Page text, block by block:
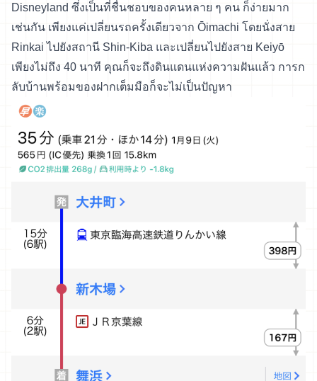
Disneyland ซึ่งเป็นที่ชื่นชอบของคนหลาย ๆ คน ก็ง่ายมาก
เช่นกัน เพียงแค่เปลี่ยนรถครั้งเดียวจาก Ōimachi โดยนั่งสาย
Rinkai ไปยังสถานี Shin-Kiba และเปลี่ยนไปยังสาย Keiyō
เพียงไม่ถึง 40 นาที คุณก็จะถึงดินแดนแห่งความฝันแล้ว การก
ลับบ้านพร้อมของฝากเต็มมือก็จะไม่เป็นปัญหา